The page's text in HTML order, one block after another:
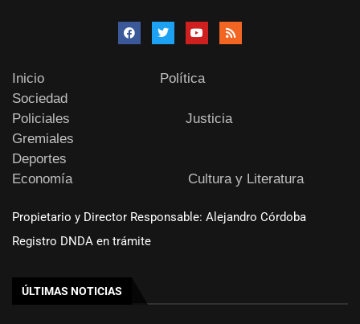
Inicio
Política
Sociedad
Policiales
Justicia
Gremiales
Deportes
Economía
Cultura y Literatura
Propietario y Director Responsable: Alejandro Córdoba
Registro DNDA en trámite
ÚLTIMAS NOTICIAS